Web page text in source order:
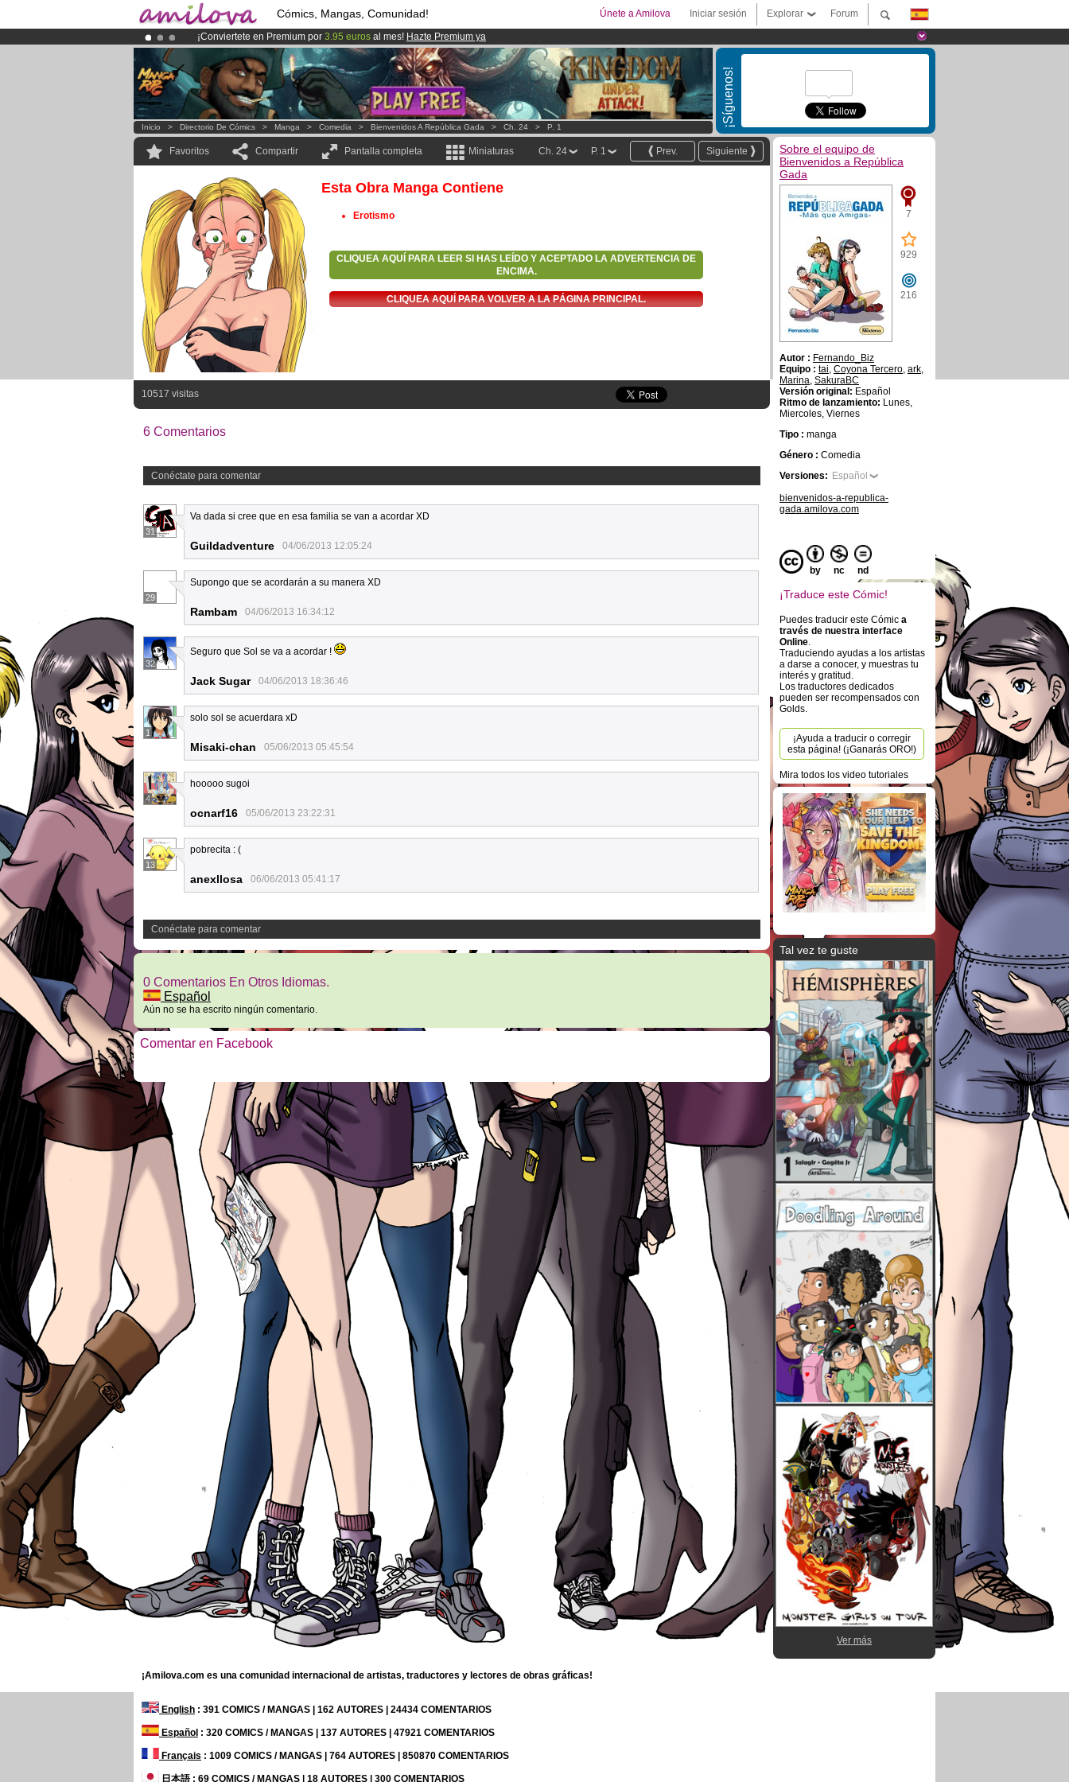
Cómics, Mangas, Comunidad! Forum
Explorar
Iniciar sesión
Únete a Amilova
¡Conviertete en Premium por 3.95 euros al mes! Hazte Premium ya
¡El Kickstarter Amilova está desormado lanzado!.
¡Ya tenemos 100000miembrosy 1000 Cómics y Mangas!.
¡Síguenos!
Inicio > Directorio De Cómics > Manga > Comedia > Bienvenidos A República Gada > Ch. 24 > P. 1
Favoritos Compartir Pantalla completa Miniaturas Siguiente
Prev.
P. 1
Ch. 24
Esta Obra Manga Contiene
Erotismo
CLIQUEA AQUÍ PARA LEER SI HAS LEÍDO Y ACEPTADO LA ADVERTENCIA DE
ENCIMA.
CLIQUEA AQUÍ PARA VOLVER A LA PÁGINA PRINCIPAL.
10517 visitas
6 Comentarios
Conéctate para comentar
31
Va dada si cree que en esa familia se van a acordar XD
Guildadventure 04/06/2013 12:05:24
29
Supongo que se acordarán a su manera XD
Rambam 04/06/2013 16:34:12
32
Seguro que Sol se va a acordar !
Jack Sugar 04/06/2013 18:36:46
1
solo sol se acuerdara xD
Misaki-chan 05/06/2013 05:45:54
4
hooooo sugoi
ocnarf16 05/06/2013 23:22:31
13
pobrecita : (
anexllosa 06/06/2013 05:41:17
Conéctate para comentar
0 Comentarios En Otros Idiomas.
Español
Aún no se ha escrito ningún comentario.
Comentar en Facebook
Sobre el equipo de
Bienvenidos a República
Gada
7
929
216
Autor : Fernando_Biz
Equipo : tai, Coyona Tercero, ark,
Marina, SakuraBC
Versión original: Español
Ritmo de lanzamiento: Lunes,
Miercoles, Viernes
Tipo : manga
Género : Comedia
Versiones: Español
bienvenidos-a-republica-
gada.amilova.com
by nc nd
¡Traduce este Cómic!
Puedes traducir este Cómic a
través de nuestra interface
Online.
Traduciendo ayudas a los artistas
a darse a conocer, y muestras tu
interés y gratitud.
Los traductores dedicados
pueden ser recompensados con
Golds.
¡Ayuda a traducir o corregir
esta página! (¡Ganarás ORO!)
Mira todos los video tutoriales
Tal vez te guste
Ver más
¡Amilova.com es una comunidad internacional de artistas, traductores y lectores de obras gráficas!
English : 391 COMICS / MANGAS | 162 AUTORES | 24434 COMENTARIOS
Español : 320 COMICS / MANGAS | 137 AUTORES | 47921 COMENTARIOS
Français : 1009 COMICS / MANGAS | 764 AUTORES | 850870 COMENTARIOS
日本語: 69 COMICS / MANGAS | 18 AUTORES | 300 COMENTARIOS